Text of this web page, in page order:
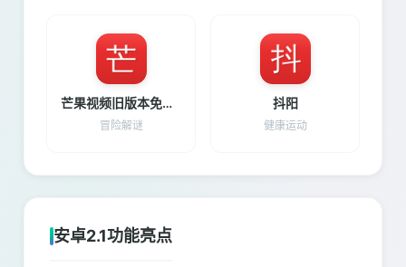
芒果视频旧版本免费下载安装
冒险解谜
抖阳
健康运动
安卓2.1功能亮点